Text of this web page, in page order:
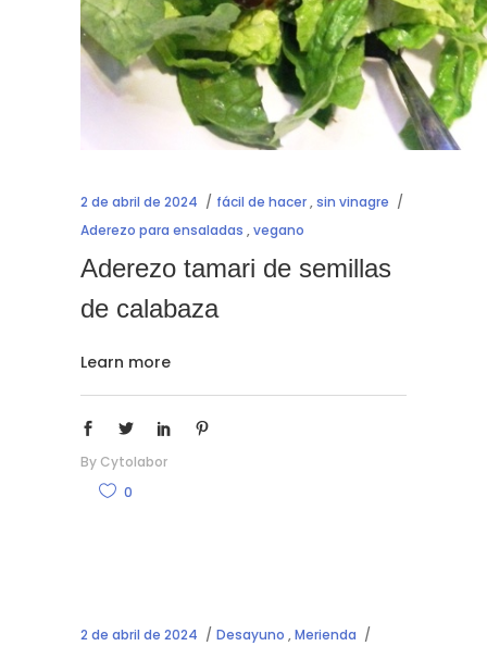
2 de abril de 2024 fácil de hacer,sin vinagre
Aderezo para ensaladas ,vegano
Aderezo tamari de semillas
de calabaza
Learn more
By Cytolabor
0
2 de abril de 2024 Desayuno ,Merienda